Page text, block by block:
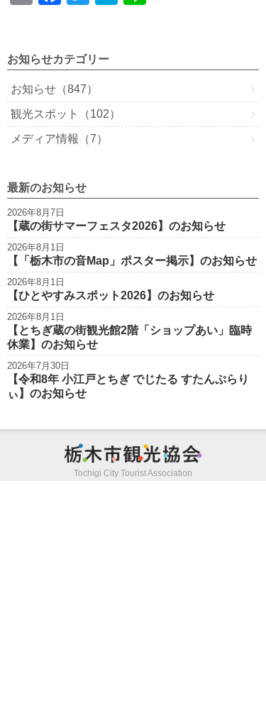
e
b
o
o
k
er
お知らせカテゴリー
お知らせ（847）
観光スポット（102）
メディア情報（7）
最新のお知らせ
2026年8月7日
【蔵の街サマーフェスタ2026】のお知らせ
2026年8月1日
【「栃木市の音Map」ポスター掲示】のお知らせ
2026年8月1日
【ひとやすみスポット2026】のお知らせ
2026年8月1日
【とちぎ蔵の街観光館2階「ショップあい」臨時
休業】のお知らせ
2026年7月30日
【令和8年 小江戸とちぎ でじたる すたんぷらり
ぃ】のお知らせ
Tochigi City Tourist Association